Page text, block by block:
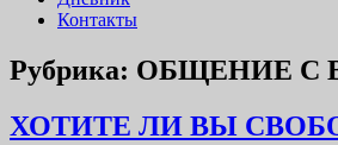
Контакты
Рубрика: ОБЩЕНИЕ С
ХОТИТЕ ЛИ ВЫ